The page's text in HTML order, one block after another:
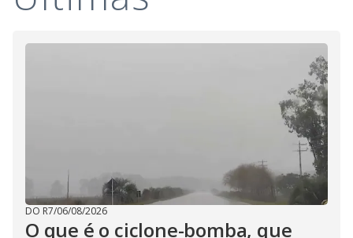
i
o
DO R7/06/08/2026
O que é o ciclone-bomba, que